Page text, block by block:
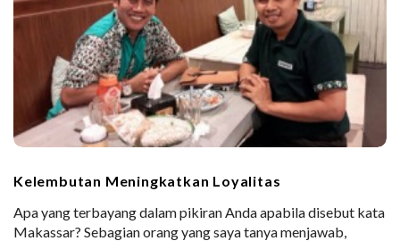
Kelembutan Meningkatkan Loyalitas
Apa yang terbayang dalam pikiran Anda apabila disebut kata
Makassar? Sebagian orang yang saya tanya menjawab,